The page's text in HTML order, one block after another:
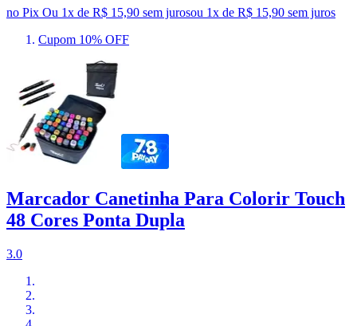
no Pix Ou 1x de R$ 15,90 sem jurosou 1x de R$ 15,90 sem juros
Cupom 10% OFF
Marcador Canetinha Para Colorir Touch
48 Cores Ponta Dupla
3.0